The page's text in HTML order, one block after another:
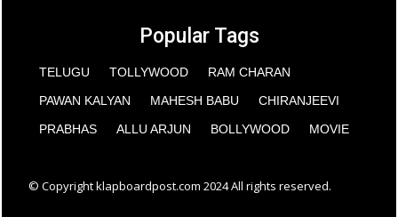
Popular Tags
TELUGU TOLLYWOOD
RAM CHARAN
PAWAN KALYAN
MAHESH BABU
CHIRANJEEVI
PRABHAS
ALLU ARJUN BOLLYWOOD MOVIE
© Copyright klapboardpost.com 2024 All rights reserved.